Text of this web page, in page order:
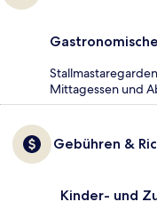
Mittagessen und
Gebühren &
Kinder- und